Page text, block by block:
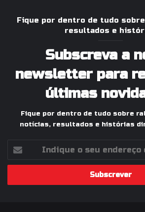
Fique por dentro de tudo
resultados e
Subscreva a
newsletter para
últimas
Fique por dentro de tudo sobre
notícias, resultados e histórias
Indique
seu
de